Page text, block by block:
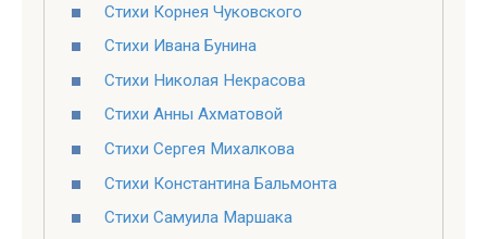
Стихи Корнея Чуковского
Стихи Ивана Бунина
Стихи Николая Некрасова
Стихи Анны Ахматовой
Стихи Сергея Михалкова
Стихи Константина Бальмонта
Стихи Самуила Маршака